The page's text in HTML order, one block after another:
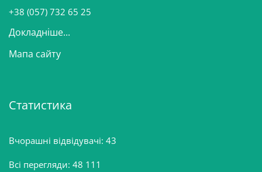
+38 (057) 732 65 25
Докладніше...
Мапа сайту
Статистика
Вчорашні відвідувачі: 43
Всі перегляди: 48 111